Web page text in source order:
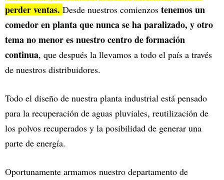
perder ventas. Desde nuestros comienzos tenemos un
comedor en planta que nunca se ha paralizado, y otro
tema no menor es nuestro centro de formación
continua, que después la llevamos a todo el país a través
de nuestros distribuidores.
Todo el diseño de nuestra planta industrial está pensado
para la recuperación de aguas pluviales, reutilización de
los polvos recuperados y la posibilidad de generar una
parte de energía.
Oportunamente armamos nuestro departamento de